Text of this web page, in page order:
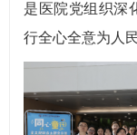
是医院党组织深
行全心全意为人